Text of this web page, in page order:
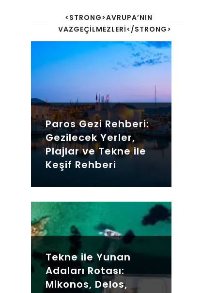
<STRONG>AVRUPA’NIN
VAZGEÇILMEZLERI</STRONG>
Paros Gezi Rehberi:
Gezilecek Yerler,
Plajlar ve Tekne ile
Keşif Rehberi
Tekne ile Yunan
Adaları Rotası:
Mikonos, Delos,